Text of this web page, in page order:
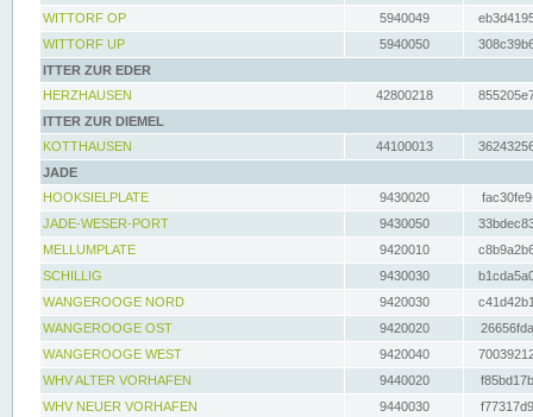
WITTORF OP
5940049
WITTORF UP
5940050
ITTER ZUR EDER
HERZHAUSEN
42800218
ITTER ZUR DIEMEL
KOTTHAUSEN
44100013
JADE
HOOKSIELPLATE
9430020
JADE-WESER-PORT
9430050
MELLUMPLATE
9420010
SCHILLIG
9430030
WANGEROOGE NORD
9420030
WANGEROOGE OST
9420020
WANGEROOGE WEST
9420040
WHV ALTER VORHAFEN
9440020
WHV NEUER VORHAFEN
9440030